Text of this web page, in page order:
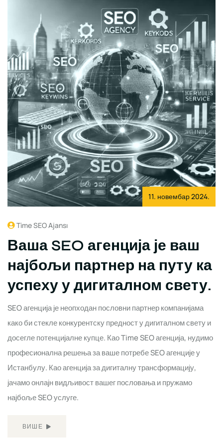
11. новембар 2024.
Time SEO Ajansı
Ваша SEO агенција је ваш
најбољи партнер на путу ка
успеху у дигиталном свету.
SEO агенција је неопходан пословни партнер компанијама
како би стекле конкурентску предност у дигиталном свету и
досегле потенцијалне купце. Као Time SEO агенција, нудимо
професионална решења за ваше потребе SEO агенције у
Истанбулу. Као агенција за дигиталну трансформацију,
јачамо онлајн видљивост вашег пословања и пружамо
најбоље SEO услуге.
ВИШЕ